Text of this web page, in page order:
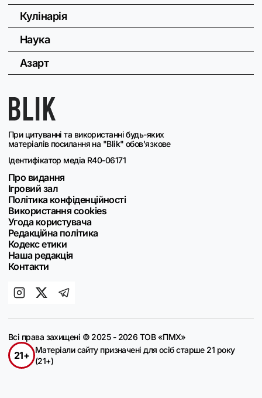
При цитуванні та використанні будь-яких
матеріалів посилання на "Blik" обов'язкове
Ідентифікатор медіа R40-06171
Про видання
Ігровий зал
Політика конфіденційності
Використання cookies
Угода користувача
Редакційна політика
Кодекс етики
Наша редакція
Контакти
Кулінарія
Наука
Азарт
Всі права захищені © 2025 - 2026 ТОВ «ПМХ»
21+
Матеріали сайту призначені для осіб старше 21 року
(21+)